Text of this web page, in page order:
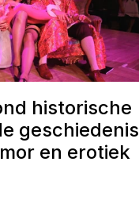
historische
geschiedenis
en erotiek